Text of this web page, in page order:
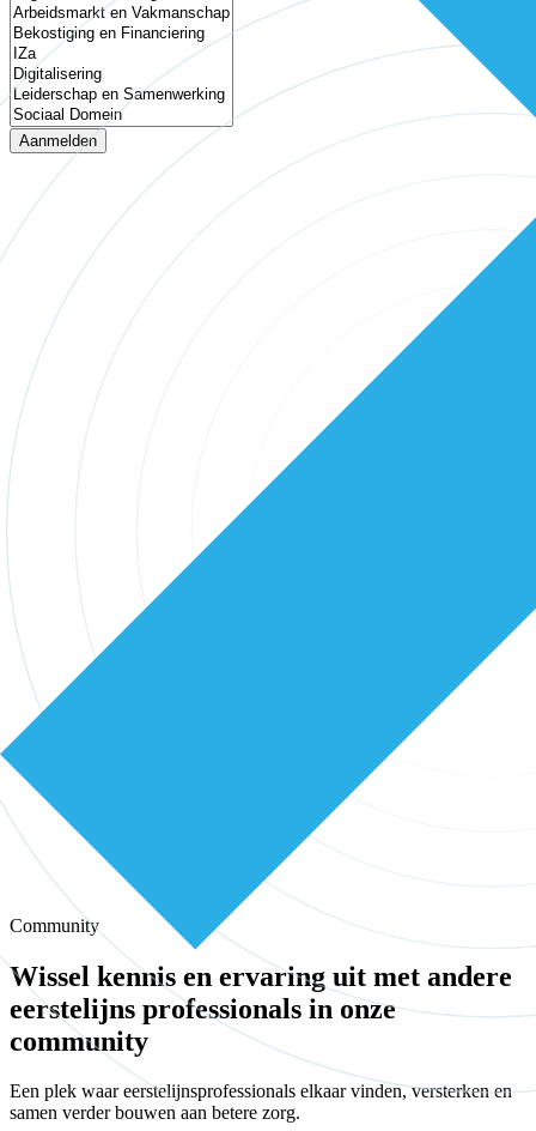
Aanmelden
Community
Wissel kennis en ervaring uit met andere
eerstelijns professionals in onze
community
Een plek waar eerstelijnsprofessionals elkaar vinden, versterken en
samen verder bouwen aan betere zorg.